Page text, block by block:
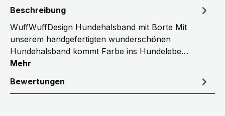
Beschreibung
WuffWuffDesign Hundehalsband mit Borte Mit
unserem handgefertigten wunderschönen
Hundehalsband kommt Farbe ins Hundelebe…
Mehr
Bewertungen